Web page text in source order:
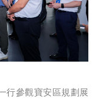
行參觀寶安區規劃展